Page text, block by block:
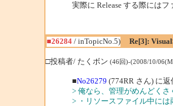
実際に Release する際には
■26284/ inTopicNo.5)
Re[3]:
□投稿者/ たくボン (46回)-(2008/10/
■No26279 (774RR さん) に返
> 俺なら、管理がめんどくさ
> ・リソースファイル中には